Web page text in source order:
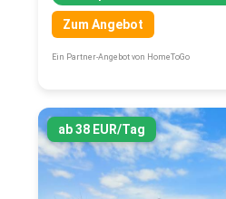
Zum Angebot
Ein Partner-Angebot von HomeToGo
ab 38 EUR/Tag